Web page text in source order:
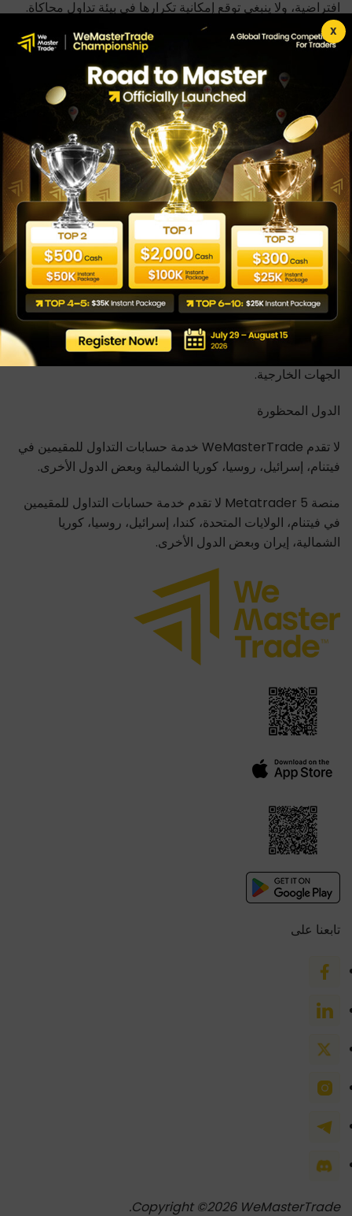
X
افتراضية، ولا ينبغي توقع إمكانية تكرارها في بيئة تداول محاكاة.
تداول محاكاة. يتم تحصيل المدفوعات وتسهيلها بواسطة
Wecopy Fintech LTD (Company Number: 14905703),
71-75 Shelton Street, Covent Garden, London, United
Kingdom, WC2H 9JQ، بصفتها Payment Agent نيابةً عن
WeMasterTrade، مع تحديد الكيان المعمول به بناءً على موقع
المستخدم وطريقة الدفع المختارة.
عملية حل الشكاوى
إذا كنت تعتقد أنك مستحق للتعويض بسبب خطأ في المنصة أو
عطل في النظام، يُرجى التواصل عبر
[support@wemastertrade.com] خلال 7 أيام من وقوع
الحادث. سيقوم فريقنا بالمراجعة والرد خلال 5 أيام عمل. إذا كانت
الشكوى صحيحة، فستتم معالجة التعويض خلال 14 يوم عمل.
يقتصر التعويض على قيمة رسوم الخدمة المدفوعة للحساب
المتأثر. لا تتحمل WeMasterTrade أي مسؤولية عن الخسائر
الناتجة عن ظروف السوق أو خطأ المستخدم أو انقطاع خدمات
الجهات الخارجية.
الدول المحظورة
لا تقدم WeMasterTrade خدمة حسابات التداول للمقيمين في
فيتنام، إسرائيل، روسيا، كوريا الشمالية وبعض الدول الأخرى.
منصة Metatrader 5 لا تقدم خدمة حسابات التداول للمقيمين
في فيتنام، الولايات المتحدة، كندا، إسرائيل، روسيا، كوريا
الشمالية، إيران وبعض الدول الأخرى.
تابعنا على
Copyright ©2026 WeMasterTrade.